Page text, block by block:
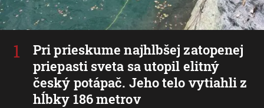
Pri prieskume najhlbšej zatopenej
priepasti sveta sa utopil elitný
český potápač. Jeho telo vytiahli z
hĺbky 186 metrov